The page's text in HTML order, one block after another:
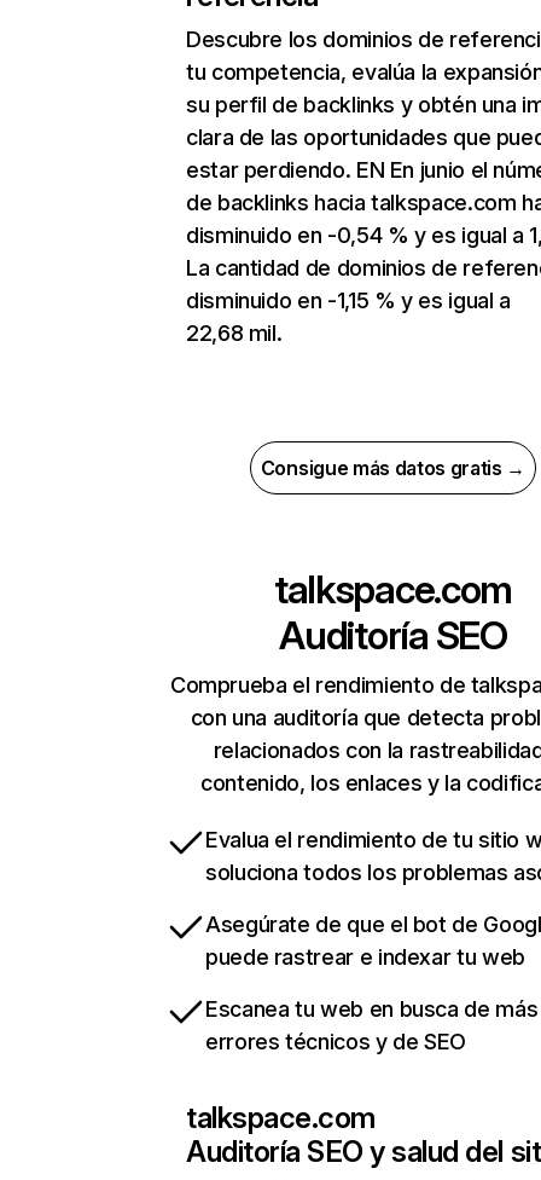
Descubre los dominios de
tu competencia, evalúa la
su perfil de backlinks y obtén una
clara de las oportunidades que
estar perdiendo. EN En junio el
de backlinks hacia talkspace.com
disminuido en -0,54 % y es igual a
La cantidad de dominios de
disminuido en -1,15 % y es igual a
22,68 mil.
Consigue más datos gratis →
talkspace.com
Auditoría SEO
Comprueba el rendimiento de
con una auditoría que detecta
relacionados con la
contenido, los enlaces y la
Evalua el rendimiento de tu sitio
soluciona todos los problemas
Asegúrate de que el bot de
puede rastrear e indexar tu web
Escanea tu web en busca de
errores técnicos y de SEO
talkspace.com
Auditoría SEO y salud del